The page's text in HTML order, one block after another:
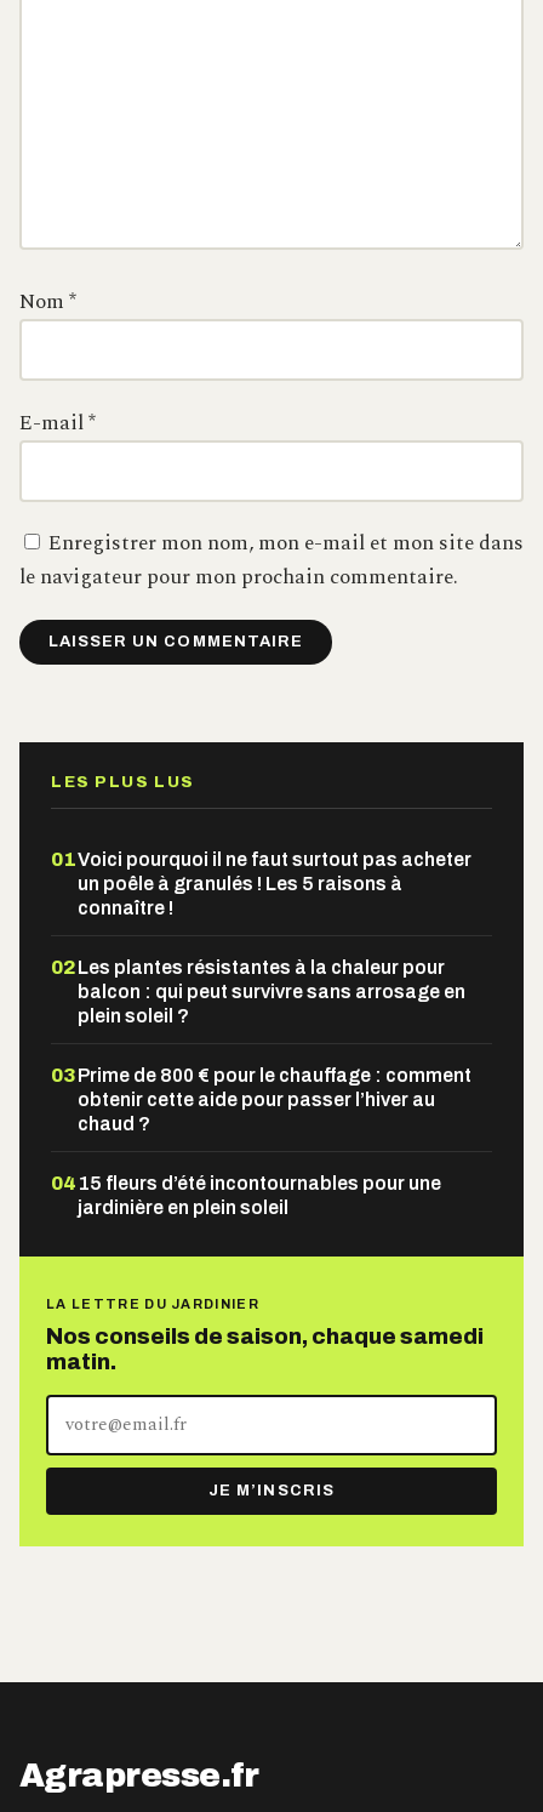
Nom*
E-mail*
Enregistrer mon nom, mon e-mail et mon site dans
le navigateur pour mon prochain commentaire.
LES PLUS LUS
01Voici pourquoi il ne faut surtout pas acheter
un poêle à granulés ! Les 5 raisons à
connaître !
02Les plantes résistantes à la chaleur pour
balcon : qui peut survivre sans arrosage en
plein soleil ?
03Prime de 800 € pour le chauffage : comment
obtenir cette aide pour passer l’hiver au
chaud ?
04 15 fleurs d’été incontournables pour une
jardinière en plein soleil
LA LETTRE DU JARDINIER
Nos conseils de saison, chaque samedi
matin.
Votre
adresse
e-
mail
JE M’INSCRIS
Agrapresse.fr